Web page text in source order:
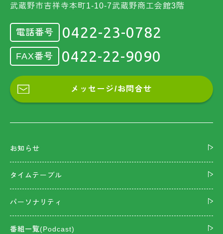
武蔵野市吉祥寺本町1-10-7武蔵野商工会館3階
電話番号 0422-23-0782
FAX番号 0422-22-9090
メッセージ/お問合せ
お知らせ
タイムテーブル
パーソナリティ
番組一覧(Podcast)